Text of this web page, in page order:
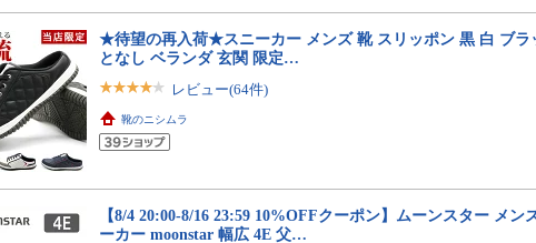
★待望の再入荷★スニーカー メンズ 靴 スリッポン 黒 白 ブラ
となし ベランダ 玄関 限定…
レビュー(64件)
靴のニシムラ
【8/4 20:00-8/16 23:59 10%OFFクーポン】ムーンスター メ
ーカー moonstar 幅広 4E 父…